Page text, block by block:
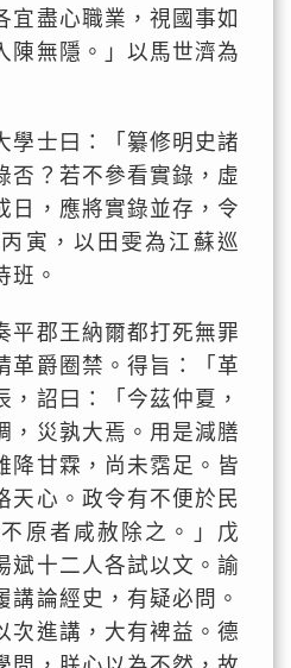
宜盡心職業，視國事如
陳無隱。」以馬世濟為
學士曰：「纂修明史諸
否？若不參看實錄，虛
日，應將實錄並存，令
寅，以田雯為江蘇巡
班。
平郡王納爾都打死無罪
革爵圈禁。得旨：「革
，詔曰：「今茲仲夏，
，災孰大焉。用是減膳
降甘霖，尚未霑足。皆
天心。政令有不便於民
原者咸赦除之。」戊
斌十二人各試以文。諭
講論經史，有疑必問。
次進講，大有裨益。德